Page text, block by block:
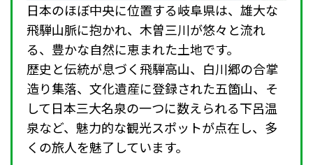
日本のほぼ中央に位置する岐阜県は、雄大な
飛騨山脈に抱かれ、木曽三川が悠々と流れ
る、豊かな自然に恵まれた土地です。
歴史と伝統が息づく飛騨高山、白川郷の合掌
造り集落、文化遺産に登録された五箇山、そ
して日本三大名泉の一つに数えられる下呂温
泉など、魅力的な観光スポットが点在し、多
くの旅人を魅了しています。